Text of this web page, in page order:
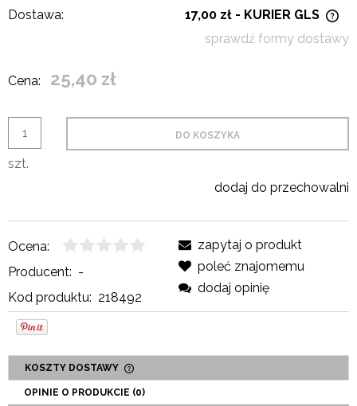
Dostawa:
17,00 zł - KURIER GLS
sprawdź formy dostawy
Cena: 25,40 zł
szt.
DO KOSZYKA
dodaj do przechowalni
Ocena:
Producent: -
Kod produktu: 218492
zapytaj o produkt
poleć znajomemu
dodaj opinię
KOSZTY DOSTAWY
CENA NIE ZAWIERA EWENTUALNYCH KOSZTÓW
PŁATNOŚCI
OPINIE O PRODUKCIE (0)